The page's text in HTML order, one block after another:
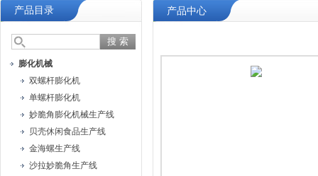
产品目录
膨化机械
双螺杆膨化机
单螺杆膨化机
妙脆角膨化机械生产线
贝壳休闲食品生产线
金海螺生产线
沙拉妙脆角生产线
产品中心